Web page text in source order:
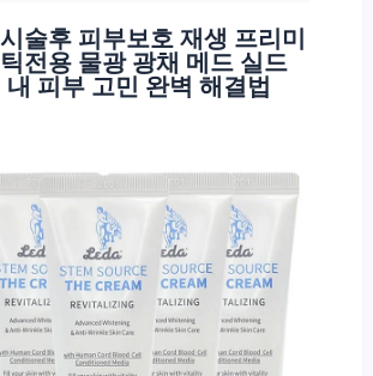
술후 피부보호 재생 프리미
전용 물광 광채 메드 실드
피부 고민 완벽 해결법